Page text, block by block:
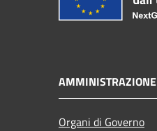
AMMINISTRAZIONE
Organi di Governo